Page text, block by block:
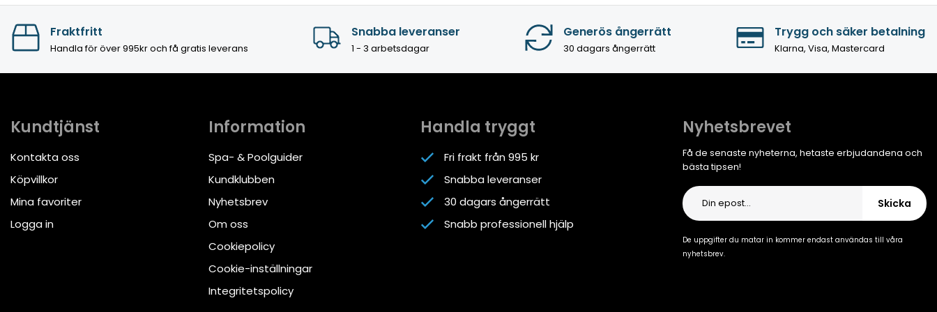
Fraktfritt
Handla för över 995kr och få gratis leverans
Snabba leveranser
1 - 3 arbetsdagar
Generös ångerrätt
30 dagars ångerrätt
Trygg och säker betalning
Klarna, Visa, Mastercard
Kundtjänst
Kontakta oss
Köpvillkor
Mina favoriter
Logga in
Information
Spa- & Poolguider
Kundklubben
Nyhetsbrev
Om oss
Cookiepolicy
Cookie-inställningar
Integritetspolicy
Handla tryggt
Fri frakt från 995 kr
Snabba leveranser
30 dagars ångerrätt
Snabb professionell hjälp
Nyhetsbrevet
Få de senaste nyheterna, hetaste erbjudandena och
bästa tipsen!
Skicka
De uppgifter du matar in kommer endast användas till våra
nyhetsbrev.